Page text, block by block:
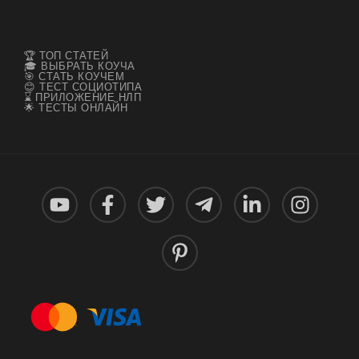
🏆 ТОП СТАТЕЙ
🎓 ВЫБРАТЬ КОУЧА
🎯 СТАТЬ КОУЧЕМ
😊 ТЕСТ СОЦИОТИПА
⌛ ПРИЛОЖЕНИЕ НЛП
🌟 ТЕСТЫ ОНЛАЙН